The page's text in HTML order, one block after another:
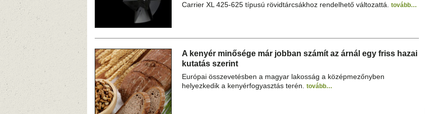
Carrier XL 425-625 típusú rövidtárcsákhoz rendelhető változattá. tovább…
A kenyér minősége már jobban számít az árnál egy friss hazai
kutatás szerint
Európai összevetésben a magyar lakosság a középmezőnyben
helyezkedik a kenyérfogyasztás terén. tovább…